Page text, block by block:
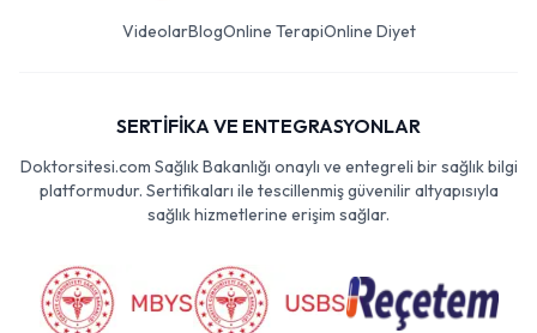
VideolarBlogOnline TerapiOnline Diyet
SERTİFİKA VE ENTEGRASYONLAR
Doktorsitesi.com Sağlık Bakanlığı onaylı ve entegreli bir sağlık bilgi
platformudur. Sertifikaları ile tescillenmiş güvenilir altyapısıyla
sağlık hizmetlerine erişim sağlar.